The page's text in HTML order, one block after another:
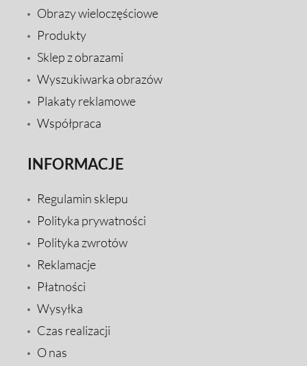
Obrazy wieloczęściowe
Produkty
Sklep z obrazami
Wyszukiwarka obrazów
Plakaty reklamowe
Współpraca
INFORMACJE
Regulamin sklepu
Polityka prywatności
Polityka zwrotów
Reklamacje
Płatności
Wysyłka
Czas realizacji
O nas